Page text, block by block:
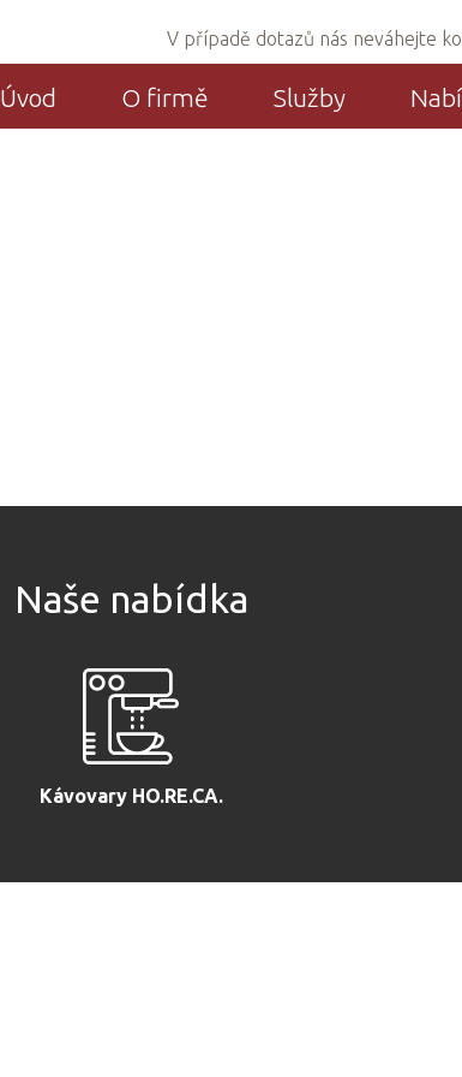
V případě dotazů nás neváhejte
Úvod O firmě Služby
Naše nabídka
Kávovary HO.RE.CA.